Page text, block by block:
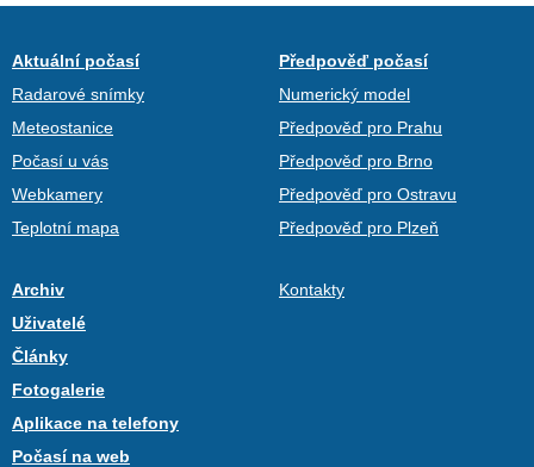
Aktuální počasí
Radarové snímky
Meteostanice
Počasí u vás
Webkamery
Teplotní mapa
Předpověď počasí
Numerický model
Předpověď pro Prahu
Předpověď pro Brno
Předpověď pro Ostravu
Předpověď pro Plzeň
Archiv
Uživatelé
Články
Fotogalerie
Aplikace na telefony
Počasí na web
Kontakty